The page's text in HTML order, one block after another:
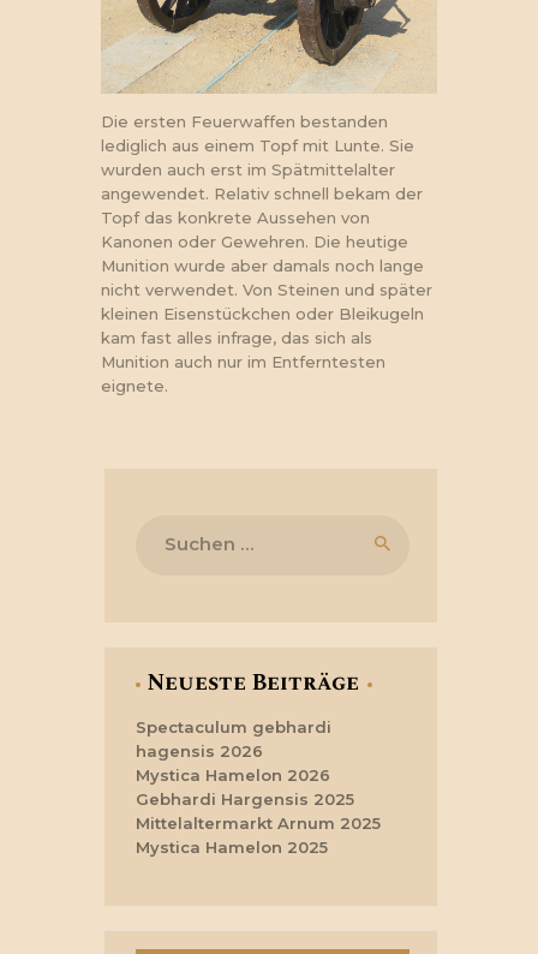
Die ersten Feuerwaffen bestanden
lediglich aus einem Topf mit Lunte. Sie
wurden auch erst im Spätmittelalter
angewendet. Relativ schnell bekam der
Topf das konkrete Aussehen von
Kanonen oder Gewehren. Die heutige
Munition wurde aber damals noch lange
nicht verwendet. Von Steinen und später
kleinen Eisenstückchen oder Bleikugeln
kam fast alles infrage, das sich als
Munition auch nur im Entferntesten
eignete.
nach:
Neueste Beiträge
Spectaculum gebhardi
hagensis 2026
Mystica Hamelon 2026
Gebhardi Hargensis 2025
Mittelaltermarkt Arnum 2025
Mystica Hamelon 2025